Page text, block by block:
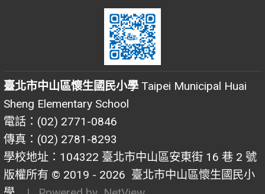
臺北市中山區懷生國民小學 Taipei Municipal Huai
Sheng Elementary School
電話：(02) 2771-0846
傳真：(02) 2781-8293
學校地址：104322 臺北市中山區安東街 16 巷 2 號
版權所有 © 2019 - 2026 臺北市中山區懷生國民小